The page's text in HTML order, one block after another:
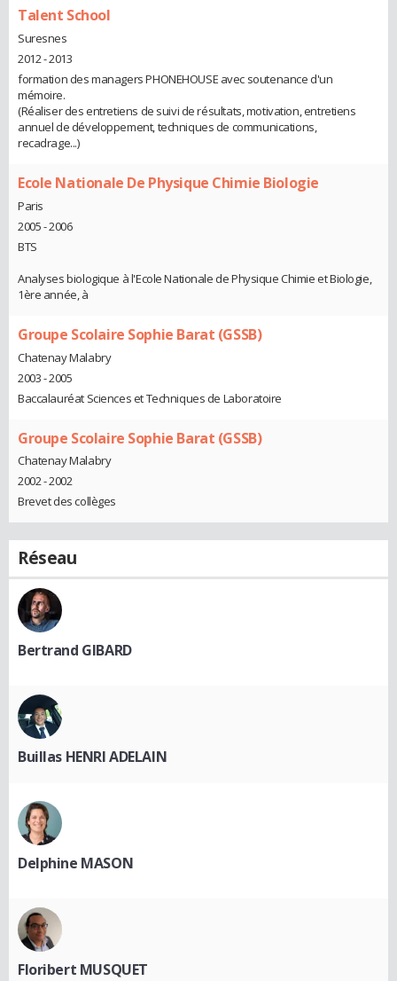
Talent School
Suresnes
2012 - 2013
formation des managers PHONEHOUSE avec soutenance d'un
mémoire.
(Réaliser des entretiens de suivi de résultats, motivation, entretiens
annuel de développement, techniques de communications,
recadrage...)
Ecole Nationale De Physique Chimie Biologie
Paris
2005 - 2006
BTS
Analyses biologique à l'Ecole Nationale de Physique Chimie et Biologie,
1ère année, à
Groupe Scolaire Sophie Barat (GSSB)
Chatenay Malabry
2003 - 2005
Baccalauréat Sciences et Techniques de Laboratoire
Groupe Scolaire Sophie Barat (GSSB)
Chatenay Malabry
2002 - 2002
Brevet des collèges
Réseau
Bertrand GIBARD
Buillas HENRI ADELAIN
Delphine MASON
Floribert MUSQUET